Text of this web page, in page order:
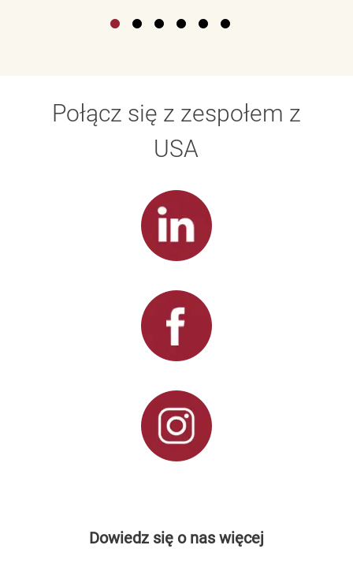
Połącz się z zespołem z
USA
Dowiedz się o nas więcej